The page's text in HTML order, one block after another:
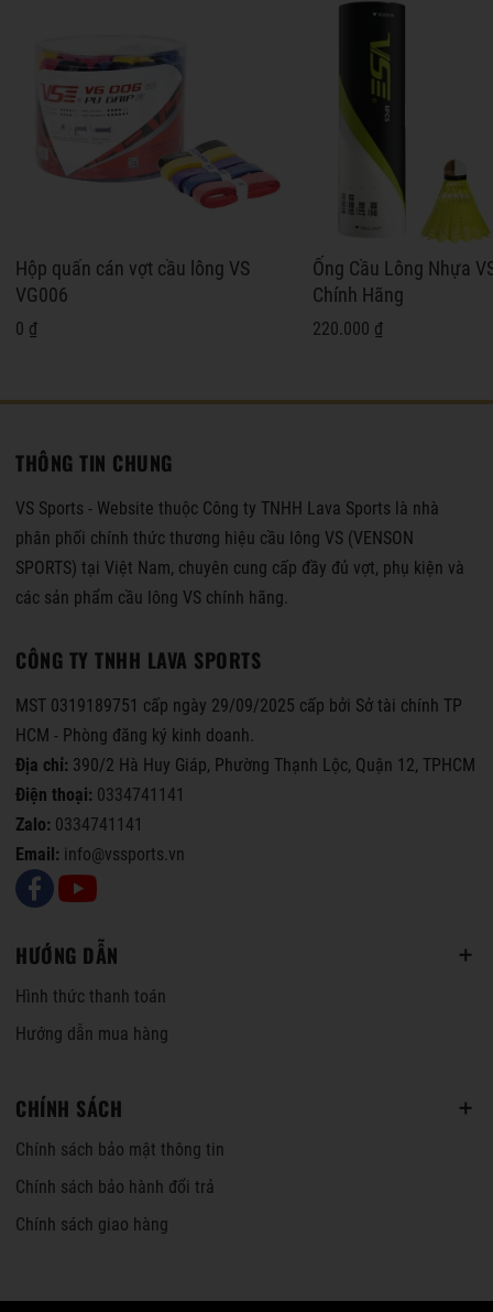
Hộp quấn cán vợt cầu lông VS
VG006
0 ₫
Ống Cầu Lông Nhựa
Chính Hãng
220.000 ₫
THÔNG TIN CHUNG
VS Sports - Website thuộc Công ty TNHH Lava Sports là nhà
phân phối chính thức thương hiệu cầu lông VS (VENSON
SPORTS) tại Việt Nam, chuyên cung cấp đầy đủ vợt, phụ kiện và
các sản phẩm cầu lông VS chính hãng.
CÔNG TY TNHH LAVA SPORTS
MST 0319189751 cấp ngày 29/09/2025 cấp bởi Sở tài chính TP
HCM - Phòng đăng ký kinh doanh.
Địa chỉ: 390/2 Hà Huy Giáp, Phường Thạnh Lộc, Quận 12, TPHCM
Điện thoại: 0334741141
Zalo: 0334741141
Email: info@vssports.vn
HƯỚNG DẪN
Hình thức thanh toán
Hướng dẫn mua hàng
CHÍNH SÁCH
Chính sách bảo mật thông tin
Chính sách bảo hành đổi trả
Chính sách giao hàng